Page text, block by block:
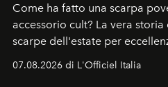
Come ha fatto una scarpa
accessorio cult? La vera
scarpe dell'estate per
07.08.2026 di L'Officiel Italia